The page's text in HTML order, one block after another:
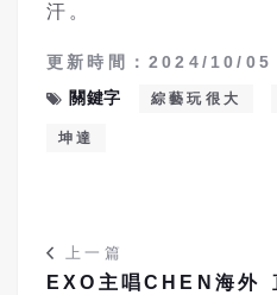
汗。
更新時間：2024/10/
關鍵字
綜藝玩很大
坤達
上一篇
EXO主唱CHEN海外